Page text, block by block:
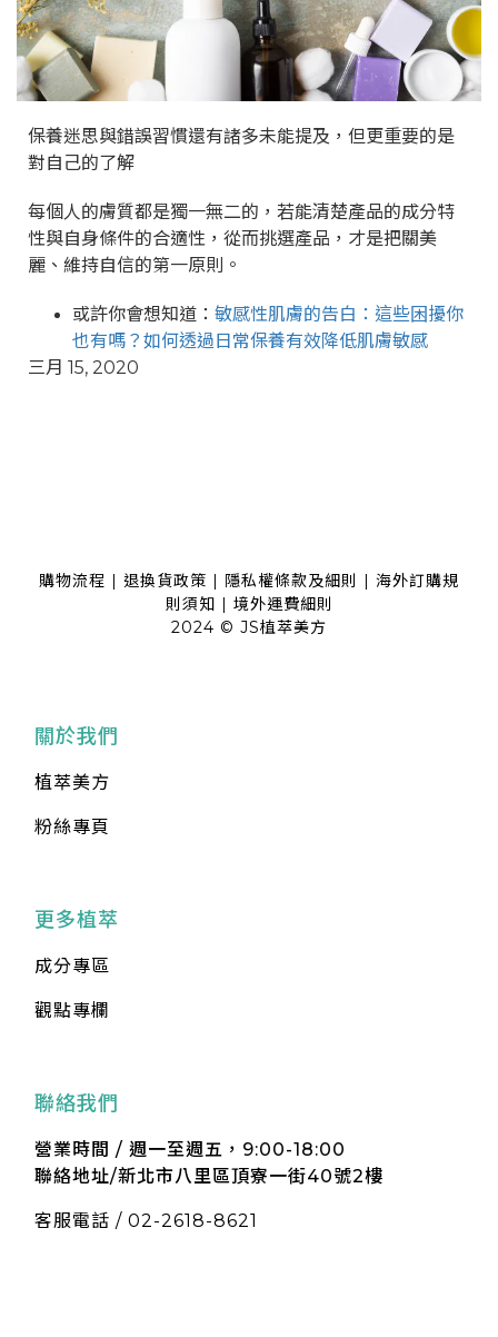
保養迷思與錯誤習慣還有諸多未能提及，但更重要的是
對自己的了解
每個人的膚質都是獨一無二的，若能清楚產品的成分特
性與自身條件的合適性，從而挑選產品，才是把關美
麗、維持自信的第一原則。
或許你會想知道： 敏感性肌膚的告白：這些困擾你
也有嗎？如何透過日常保養有效降低肌膚敏感
三月 15, 2020
購物流程 | 退換貨政策 | 隱私權條款及細則 | 海外訂購規
則須知 | 境外運費細則
2024 © JS植萃美方
關於我們
植萃美方
粉絲專頁
更多植萃
成分專區
觀點專欄
聯絡我們
營業時間 / 週一至週五，9:00-18:00
聯絡地址/新北市八里區頂寮一街40號2樓
客服電話 / 02-2618-8621